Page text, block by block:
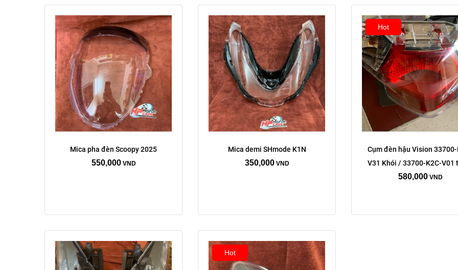
Mica pha đèn Scoopy 2025
550,000 VND
Mica demi SHmode K1N
350,000 VND
Hot
Cụm đèn hậu Vision
V31 Khói / 33700-K2C-V01
580,000 VND
Hot